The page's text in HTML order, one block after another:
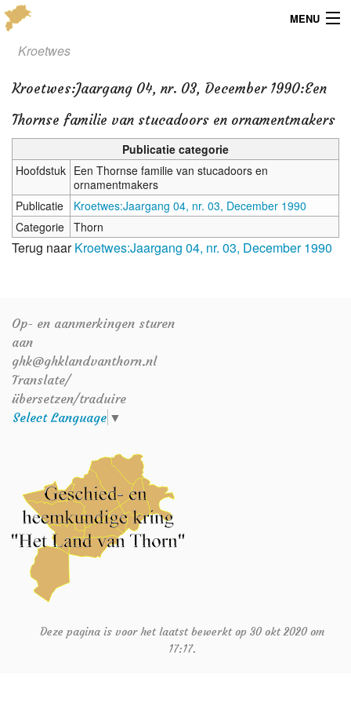
MENU
Menu
Publicaties
Dialect
Locaties
Kaarten
Overig
Kroetwes
Kroetwes:Jaargang 04, nr. 03, December 1990:Een
Thornse familie van stucadoors en ornamentmakers
Publicatie categorie
Hoofdstuk Een Thornse familie van stucadoors en
ornamentmakers
Publicatie
Kroetwes:Jaargang 04, nr. 03, December 1990
Categorie
Thorn
Terug naarKroetwes:Jaargang 04, nr. 03, December 1990
Op- en aanmerkingen sturen
aan
ghk@ghklandvanthorn.nl
Translate/
übersetzen/traduire
Select Language ▼
Deze pagina is voor het laatst bewerkt op 30 okt 2020 om
17:17.